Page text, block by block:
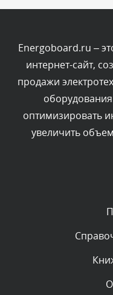
Комментарий
Текст комментария
администратором.
Комментарий
Текст комментария
Комментарий
Текст комментария
администратором.
Комментарий
Energoboard.ru –
интернет-сайт,
продажи
оптимизировать
увеличить